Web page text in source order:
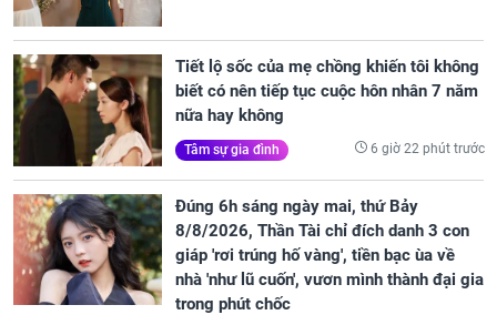
Tiết lộ sốc của mẹ chồng khiến tôi không
biết có nên tiếp tục cuộc hôn nhân 7 năm
nữa hay không
Tâm sự gia đình 6 giờ 22 phút trước
Đúng 6h sáng ngày mai, thứ Bảy
8/8/2026, Thần Tài chỉ đích danh 3 con
giáp 'rơi trúng hố vàng', tiền bạc ùa về
nhà 'như lũ cuốn', vươn mình thành đại gia
trong phút chốc